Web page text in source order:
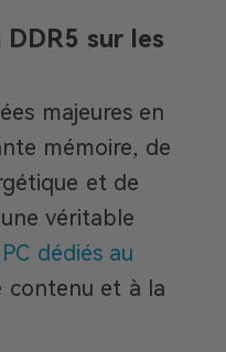
sur les
majeures en
mémoire, de
et de
véritable
dédiés au
contenu et à la